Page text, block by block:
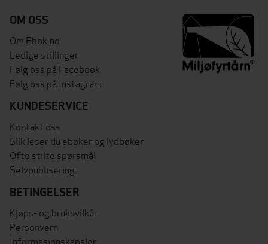
OM OSS
Om Ebok.no
Ledige stillinger
Følg oss på Facebook
Følg oss på Instagram
KUNDESERVICE
Kontakt oss
Slik leser du ebøker og lydbøker
Ofte stilte spørsmål
Selvpublisering
BETINGELSER
Kjøps- og bruksvilkår
Personvern
Informasjonskapsler